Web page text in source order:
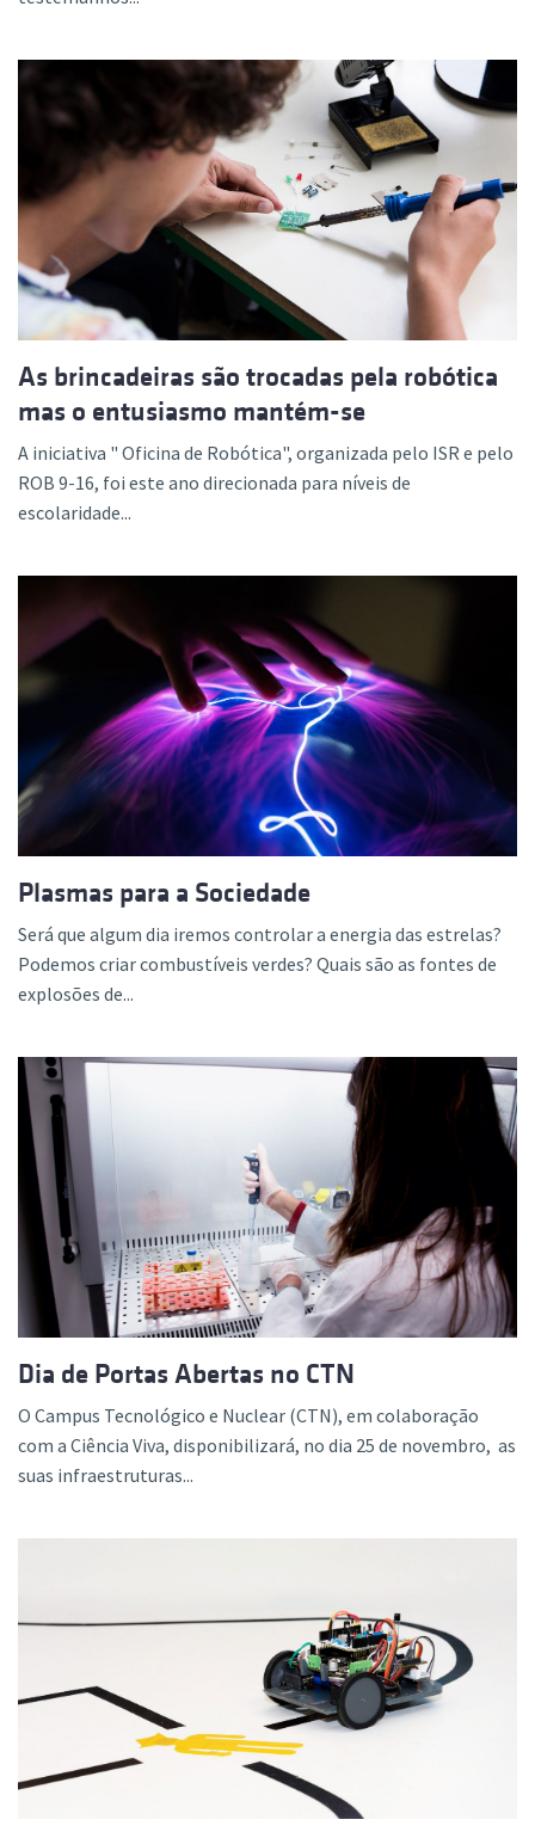
As brincadeiras são trocadas pela robótica
mas o entusiasmo mantém-se
A iniciativa " Oficina de Robótica", organizada pelo ISR e pelo
ROB 9-16, foi este ano direcionada para níveis de
escolaridade...
Plasmas para a Sociedade
Será que algum dia iremos controlar a energia das estrelas?
Podemos criar combustíveis verdes? Quais são as fontes de
explosões de...
Dia de Portas Abertas no CTN
O Campus Tecnológico e Nuclear (CTN), em colaboração
com a Ciência Viva, disponibilizará, no dia 25 de novembro, as
suas infraestruturas...